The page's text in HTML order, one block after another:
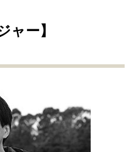
ャー】